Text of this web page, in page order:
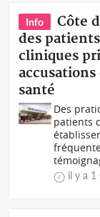
Info
Côte
des
cliniques
santé
Des
patients
il y a 1